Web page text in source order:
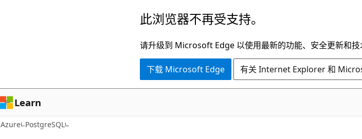
容
此浏览器不再受支持。
请升级到 Microsoft Edge 以使用最新的功能、安全更新和技
下载 Microsoft Edge 有关 Internet Explorer 和
Learn
Azure PostgreSQL